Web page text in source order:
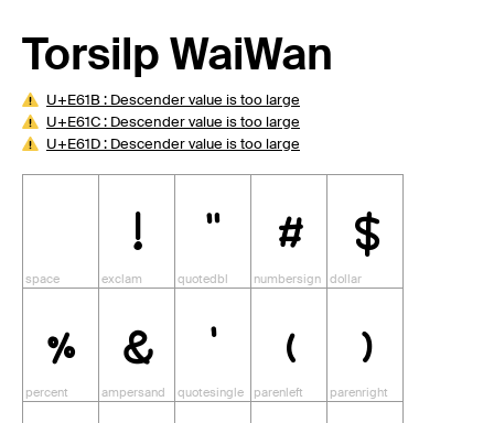
Torsilp WaiWan
U+E61B : Descender value is too large
U+E61C : Descender value is too large
U+E61D : Descender value is too large
! " # $
% & ' (
)